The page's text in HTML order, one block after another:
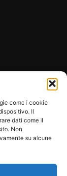
come i cookie
Il
dati come il
Non
su alcune